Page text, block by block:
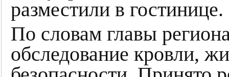
разместили в гостинице.
По словам главы
обследование кровли,